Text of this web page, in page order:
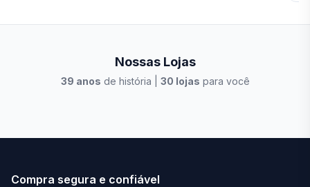
Nossas Lojas
39 anos de história | 30 lojas para você
Compra segura e confiável